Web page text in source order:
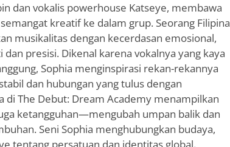
dan vokalis powerhouse Katseye, membawa
kreatif ke dalam grup. Seorang Filipina
musikalitas dengan kecerdasan emosional,
presisi. Dikenal karena vokalnya yang kaya
Sophia menginspirasi rekan-rekannya
dan hubungan yang tulus dengan
di The Debut: Dream Academy menampilkan
ketangguhan—mengubah umpan balik dan
Seni Sophia menghubungkan budaya,